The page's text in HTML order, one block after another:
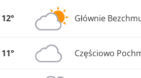
12° Głównie
11° Częściowo